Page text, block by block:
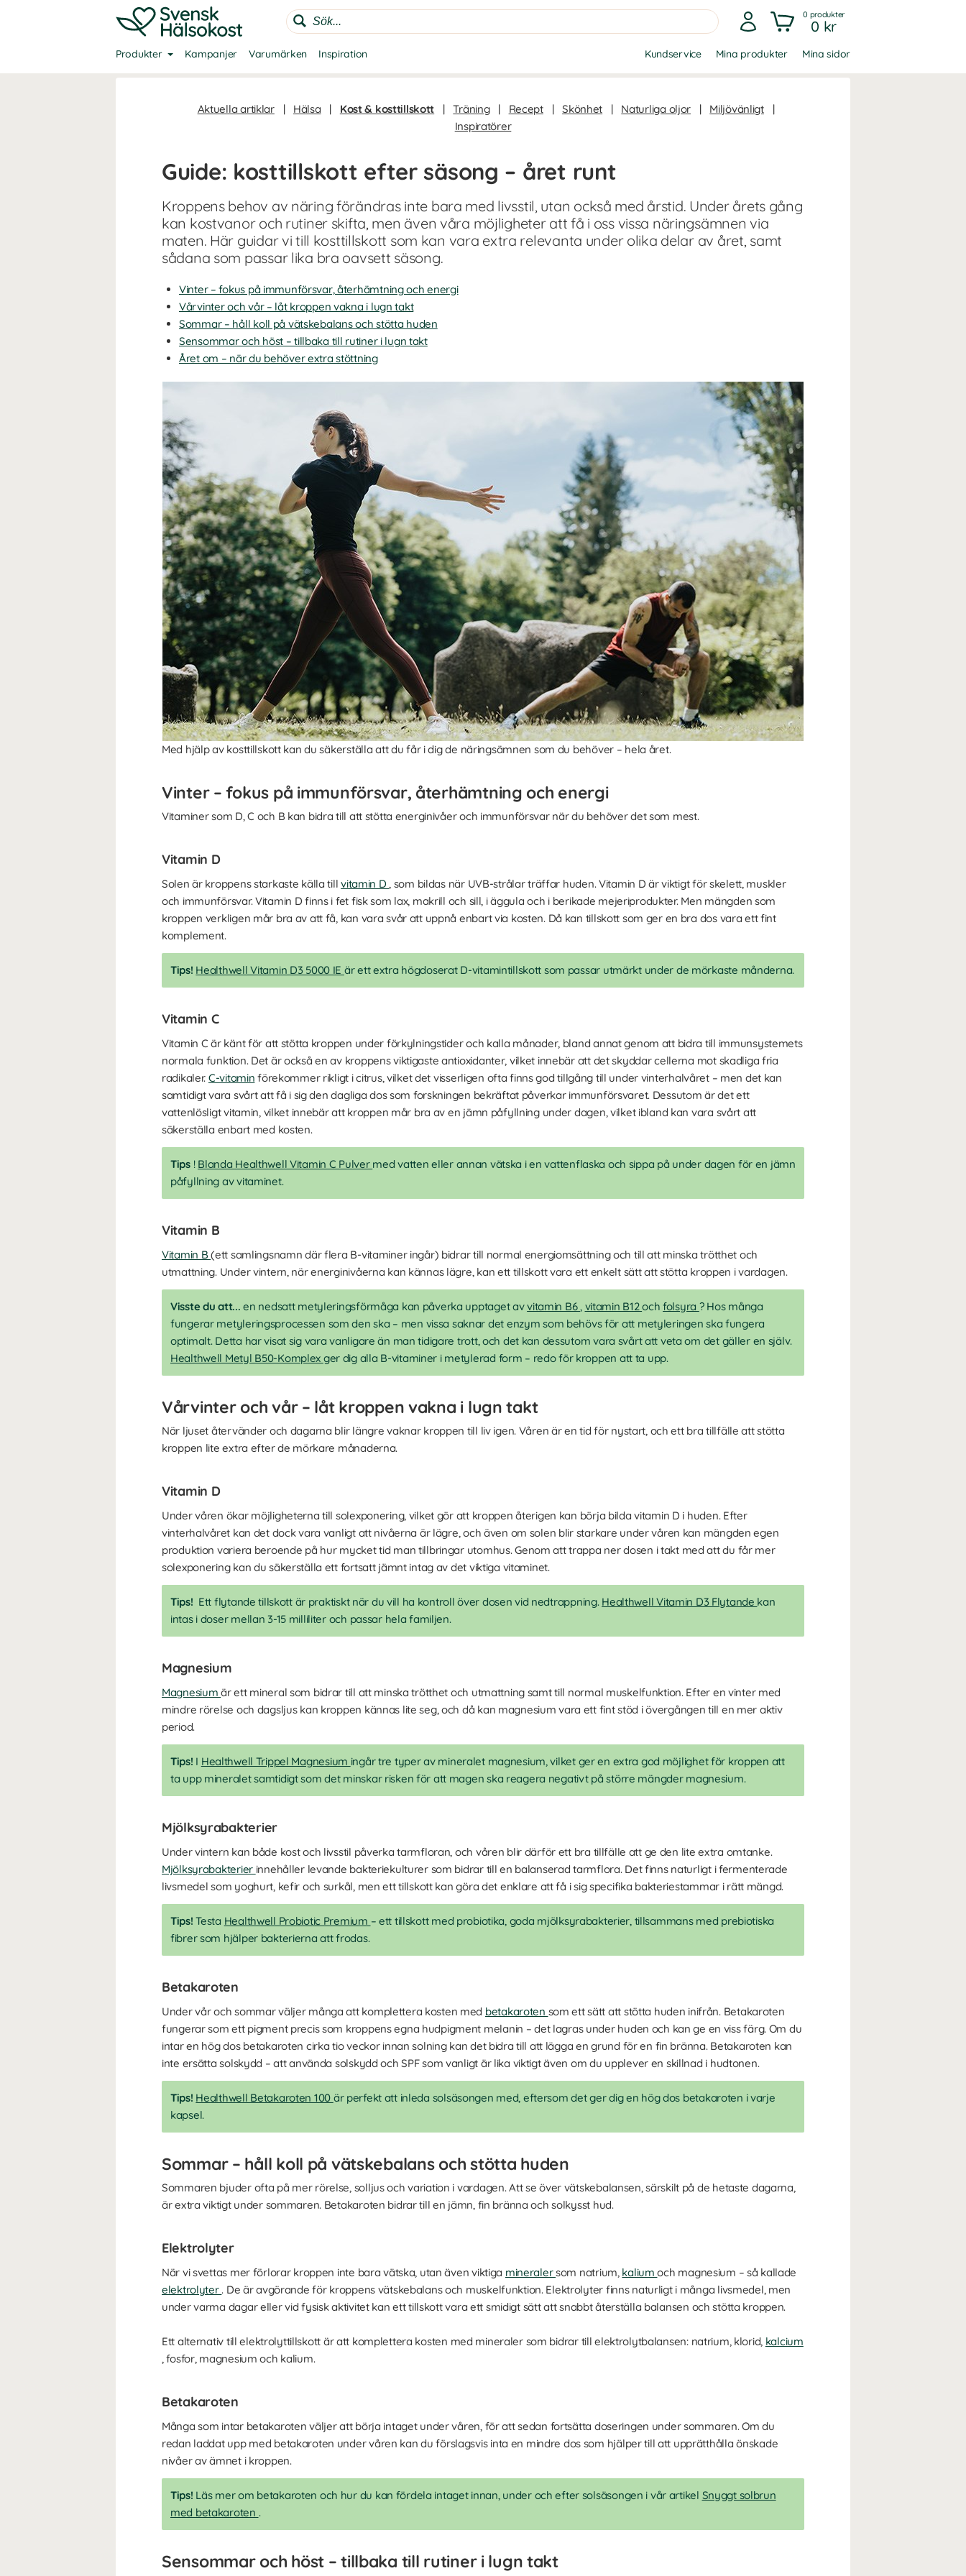
0 produkter
0 kr
Produkter Kampanjer Varumärken Inspiration Kundservice Mina produkter Mina sidor
Aktuella artiklar | Hälsa | Kost & kosttillskott | Träning | Recept | Skönhet | Naturliga oljor | Miljövänligt
|
Inspiratörer
Guide: kosttillskott efter säsong – året runt
Kroppens behov av näring förändras inte bara med livsstil, utan också med årstid. Under årets gång
kan kostvanor och rutiner skifta, men även våra möjligheter att få i oss vissa näringsämnen via
maten. Här guidar vi till kosttillskott som kan vara extra relevanta under olika delar av året, samt
sådana som passar lika bra oavsett säsong.
Vinter – fokus på immunförsvar, återhämtning och energi
Vårvinter och vår – låt kroppen vakna i lugn takt
Sommar – håll koll på vätskebalans och stötta huden
Sensommar och höst – tillbaka till rutiner i lugn takt
Året om – när du behöver extra stöttning
Med hjälp av kosttillskott kan du säkerställa att du får i dig de näringsämnen som du behöver – hela året.
Vinter – fokus på immunförsvar, återhämtning och energi
Vitaminer som D, C och B kan bidra till att stötta energinivåer och immunförsvar när du behöver det som mest.
Vitamin D
Solen är kroppens starkaste källa tillvitamin D, som bildas när UVB-strålar träffar huden. Vitamin D är viktigt för skelett, muskler
och immunförsvar. Vitamin D finns i fet fisk som lax, makrill och sill, i äggula och i berikade mejeriprodukter. Men mängden som
kroppen verkligen mår bra av att få, kan vara svår att uppnå enbart via kosten. Då kan tillskott som ger en bra dos vara ett fint
komplement.
Tips! Healthwell Vitamin D3 5000 IE är ett extra högdoserat D-vitamintillskott som passar utmärkt under de mörkaste månderna.
Vitamin C
Vitamin C är känt för att stötta kroppen under förkylningstider och kalla månader, bland annat genom att bidra till immunsystemets
normala funktion. Det är också en av kroppens viktigaste antioxidanter, vilket innebär att det skyddar cellerna mot skadliga fria
radikaler. C-vitamin förekommer rikligt i citrus, vilket det visserligen ofta finns god tillgång till under vinterhalvåret – men det kan
samtidigt vara svårt att få i sig den dagliga dos som forskningen bekräftat påverkar immunförsvaret. Dessutom är det ett
vattenlösligt vitamin, vilket innebär att kroppen mår bra av en jämn påfyllning under dagen, vilket ibland kan vara svårt att
säkerställa enbart med kosten.
Tips ! Blanda Healthwell Vitamin C Pulver med vatten eller annan vätska i en vattenflaska och sippa på under dagen för en jämn
påfyllning av vitaminet.
Vitamin B
Vitamin B(ett samlingsnamn där flera B-vitaminer ingår) bidrar till normal energiomsättning och till att minska trötthet och
utmattning. Under vintern, när energinivåerna kan kännas lägre, kan ett tillskott vara ett enkelt sätt att stötta kroppen i vardagen.
Visste du att...en nedsatt metyleringsförmåga kan påverka upptaget avvitamin B6, vitamin B12ochfolsyra ? Hos många
fungerar metyleringsprocessen som den ska – men vissa saknar det enzym som behövs för att metyleringen ska fungera
optimalt. Detta har visat sig vara vanligare än man tidigare trott, och det kan dessutom vara svårt att veta om det gäller en själv.
Healthwell Metyl B50-Komplex ger dig alla B-vitaminer i metylerad form – redo för kroppen att ta upp.
Vårvinter och vår – låt kroppen vakna i lugn takt
När ljuset återvänder och dagarna blir längre vaknar kroppen till liv igen. Våren är en tid för nystart, och ett bra tillfälle att stötta
kroppen lite extra efter de mörkare månaderna.
Vitamin D
Under våren ökar möjligheterna till solexponering, vilket gör att kroppen återigen kan börja bilda vitamin D i huden. Efter
vinterhalvåret kan det dock vara vanligt att nivåerna är lägre, och även om solen blir starkare under våren kan mängden egen
produktion variera beroende på hur mycket tid man tillbringar utomhus. Genom att trappa ner dosen i takt med att du får mer
solexponering kan du säkerställa ett fortsatt jämnt intag av det viktiga vitaminet.
Tips! Ett flytande tillskott är praktiskt när du vill ha kontroll över dosen vid nedtrappning. Healthwell Vitamin D3 Flytande kan
intas i doser mellan 3-15 milliliter och passar hela familjen.
Magnesium
Magnesiumär ett mineral som bidrar till att minska trötthet och utmattning samt till normal muskelfunktion. Efter en vinter med
mindre rörelse och dagsljus kan kroppen kännas lite seg, och då kan magnesium vara ett fint stöd i övergången till en mer aktiv
period.
Tips! I Healthwell Trippel Magnesium ingår tre typer av mineralet magnesium, vilket ger en extra god möjlighet för kroppen att
ta upp mineralet samtidigt som det minskar risken för att magen ska reagera negativt på större mängder magnesium.
Mjölksyrabakterier
Under vintern kan både kost och livsstil påverka tarmfloran, och våren blir därför ett bra tillfälle att ge den lite extra omtanke.
Mjölksyrabakterier innehåller levande bakteriekulturer som bidrar till en balanserad tarmflora. Det finns naturligt i fermenterade
livsmedel som yoghurt, kefir och surkål, men ett tillskott kan göra det enklare att få i sig specifika bakteriestammar i rätt mängd.
Tips!Testa Healthwell Probiotic Premium – ett tillskott med probiotika, goda mjölksyrabakterier, tillsammans med prebiotiska
fibrer som hjälper bakterierna att frodas.
Betakaroten
Under vår och sommar väljer många att komplettera kosten med betakaroten som ett sätt att stötta huden inifrån. Betakaroten
fungerar som ett pigment precis som kroppens egna hudpigment melanin – det lagras under huden och kan ge en viss färg. Om du
intar en hög dos betakaroten cirka tio veckor innan solning kan det bidra till att lägga en grund för en fin bränna. Betakaroten kan
inte ersätta solskydd – att använda solskydd och SPF som vanligt är lika viktigt även om du upplever en skillnad i hudtonen.
Tips! Healthwell Betakaroten 100 är perfekt att inleda solsäsongen med, eftersom det ger dig en hög dos betakaroten i varje
kapsel.
Sommar – håll koll på vätskebalans och stötta huden
Sommaren bjuder ofta på mer rörelse, solljus och variation i vardagen. Att se över vätskebalansen, särskilt på de hetaste dagarna,
är extra viktigt under sommaren. Betakaroten bidrar till en jämn, fin bränna och solkysst hud.
Elektrolyter
När vi svettas mer förlorar kroppen inte bara vätska, utan även viktiga mineralersom natrium, kaliumoch magnesium – så kallade
elektrolyter . De är avgörande för kroppens vätskebalans och muskelfunktion. Elektrolyter finns naturligt i många livsmedel, men
under varma dagar eller vid fysisk aktivitet kan ett tillskott vara ett smidigt sätt att snabbt återställa balansen och stötta kroppen.
Ett alternativ till elektrolyttillskott är att komplettera kosten med mineraler som bidrar till elektrolytbalansen: natrium, klorid, kalcium
, fosfor, magnesium och kalium.
Betakaroten
Många som intar betakaroten väljer att börja intaget under våren, för att sedan fortsätta doseringen under sommaren. Om du
redan laddat upp med betakaroten under våren kan du förslagsvis inta en mindre dos som hjälper till att upprätthålla önskade
nivåer av ämnet i kroppen.
Tips! Läs mer om betakaroten och hur du kan fördela intaget innan, under och efter solsäsongen i vår artikel Snyggt solbrun
med betakaroten .
Sensommar och höst – tillbaka till rutiner i lugn takt